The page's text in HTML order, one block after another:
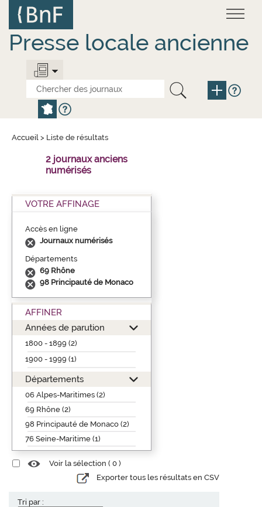
contenu
principal
Presse locale ancienne
Accueil > Liste de résultats
2 journaux anciens
numérisés
VOTRE AFFINAGE
Accès en ligne
Journaux numérisés
Départements
69 Rhône
98 Principauté de Monaco
AFFINER
Années de parution
1800 - 1899 (2)
1900 - 1999 (1)
Départements
06 Alpes-Maritimes (2)
69 Rhône (2)
98 Principauté de Monaco (2)
76 Seine-Maritime (1)
Voir la sélection ( 0 )
Exporter tous les résultats en CSV
Tri par :
Panneau de gestion des cookies